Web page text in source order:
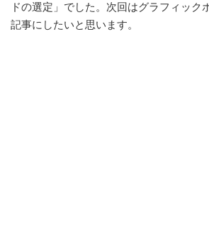
ドの選定」でした。次回はグラフィック
記事にしたいと思います。